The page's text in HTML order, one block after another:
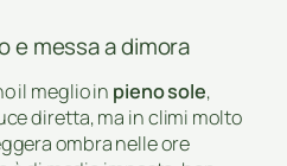
e messa a dimora
il meglio in pieno sole,
diretta, ma in climi molto
ombra nelle ore